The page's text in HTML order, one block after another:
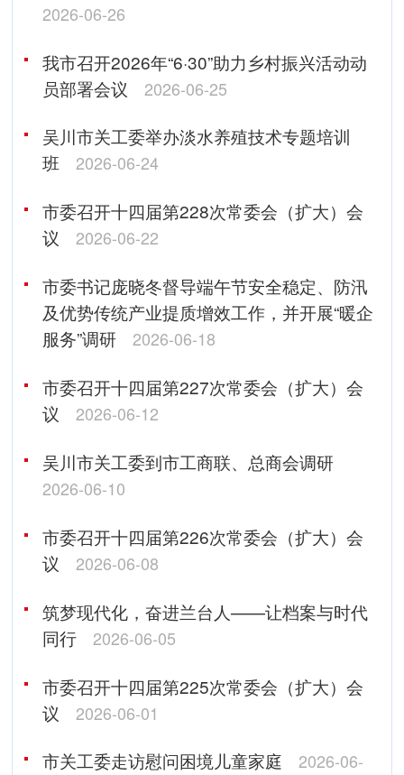
2026-06-26
我市召开2026年“6·30”助力乡村振兴活动动
员部署会议
2026-06-25
吴川市关工委举办淡水养殖技术专题培训
班
2026-06-24
市委召开十四届第228次常委会（扩大）会
议
2026-06-22
市委书记庞晓冬督导端午节安全稳定、防汛
及优势传统产业提质增效工作，并开展“暖企
服务”调研
2026-06-18
市委召开十四届第227次常委会（扩大）会
议
2026-06-12
吴川市关工委到市工商联、总商会调研
2026-06-10
市委召开十四届第226次常委会（扩大）会
议
2026-06-08
筑梦现代化，奋进兰台人——让档案与时代
同行
2026-06-05
市委召开十四届第225次常委会（扩大）会
议
2026-06-01
市关工委走访慰问困境儿童家庭
2026-06-